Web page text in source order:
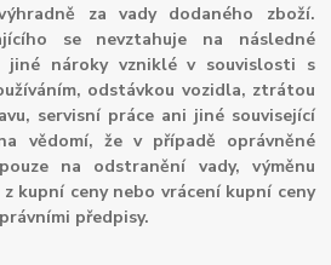
za vady dodaného zboží.
se nevztahuje na následné
jiné nároky vzniklé v souvislosti s
odstávkou vozidla, ztrátou
servisní práce ani jiné související
vědomí, že v případě oprávněné
na odstranění vady, výměnu
kupní ceny nebo vrácení kupní ceny
předpisy.